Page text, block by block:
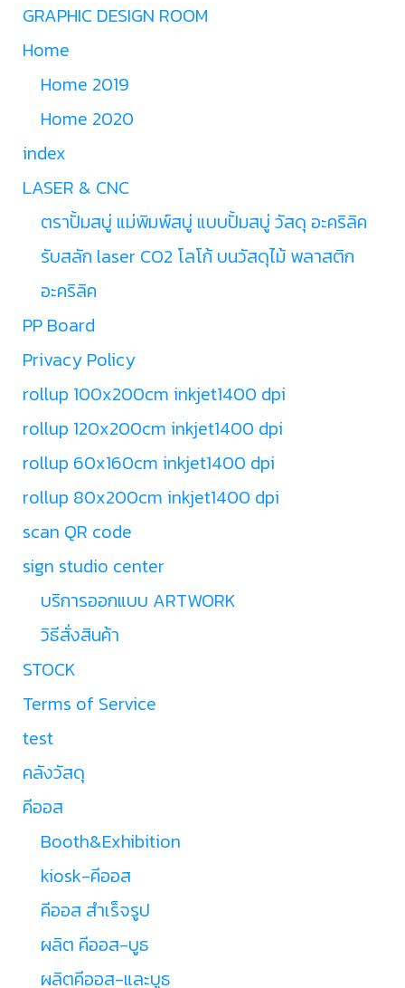
GRAPHIC DESIGN ROOM
Home
Home 2019
Home 2020
index
LASER & CNC
ตราปั้มสบู่ แม่พิมพ์สบู่ แบบปั้มสบู่ วัสดุ อะคริลิค
รับสลัก laser CO2 โลโก้ บนวัสดุไม้ พลาสติก
อะคริลิค
PP Board
Privacy Policy
rollup 100x200cm inkjet1400 dpi
rollup 120x200cm inkjet1400 dpi
rollup 60x160cm inkjet1400 dpi
rollup 80x200cm inkjet1400 dpi
scan QR code
sign studio center
บริการออกแบบ ARTWORK
วิธีสั่งสินค้า
STOCK
Terms of Service
test
คลังวัสดุ
คีออส
Booth&Exhibition
kiosk-คีออส
คีออส สำเร็จรูป
ผลิต คีออส-บูธ
ผลิตคีออส-และบูธ